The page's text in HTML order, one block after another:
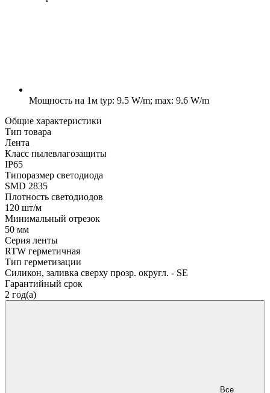
Мощность на 1м typ: 9.5 W/m; max: 9.6 W/m
Общие характеристики
Тип товара
Лента
Класс пылевлагозащиты
IP65
Типоразмер светодиода
SMD 2835
Плотность светодиодов
120 шт/м
Минимальный отрезок
50 мм
Серия ленты
RTW герметичная
Тип герметизации
Силикон, заливка сверху прозр. округл. - SE
Гарантийный срок
2 год(а)